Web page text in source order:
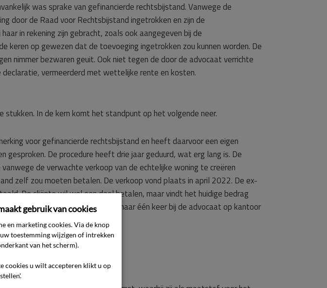
was sprake van gefinancierde rechtsbijstand. Vanwege de
door de Raad voor Rechtsbijstand ingetrokken en zijn de
in rekening zijn gebracht, zoals ook aangegeven bij de
op gewezen dat de toevoeging ingetrokken zou kunnen worden. De
nimmer bezwaren geuit. Ook niet tegen de door de advocaat verrichte
vermeerderd met wettelijke rente en kosten.
In de kern komt het standpunt op het volgende neer.
voor gefinancierde rechtsbijstand en heeft daarvoor een eigen
De procedure heeft drie jaar geduurd, wat erg lang is. De
de verwachte verkoop van de echtelijke woning te creëren
zelf zou moeten betalen. De verkoop vond plaats in april 2022. De ex-
De cliënte wil wel een deel betalen, maar vindt het huidige bedrag
via de mail of de telefoon. Zij is maar één keer bij de advocaat op kantoor
gebruik van cookies
en marketing cookies. Via de knop
toestemming wijzigen of intrekken
van het scherm).
cookies u wilt accepteren klikt u op